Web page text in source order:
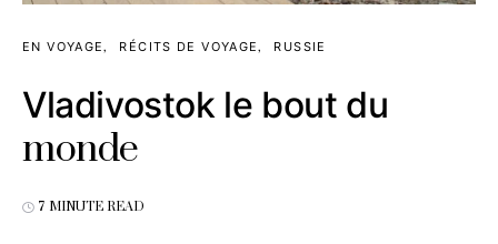
EN VOYAGE RÉCITS DE VOYAGE RUSSIE
Vladivostok le bout du
monde
7 MINUTE READ